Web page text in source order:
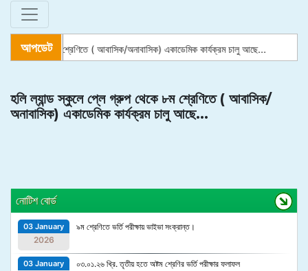
আপডেট
গ্রুপ থেকে ৮ম শ্রেণিতে ( আবাসিক/অনাবাসিক) একাডেমিক কার্যক্রম চালু আছে...
হলি ল্যান্ড স্কুলে প্লে গ্রুপ থেকে ৮ম শ্রেণিতে ( আবাসিক/
অনাবাসিক) একাডেমিক কার্যক্রম চালু আছে...
নোটিশ বোর্ড
03 January
2026
৯ম শ্রেণিতে ভর্তি পরীক্ষায় ভাইভা সংক্রান্ত।
03 January ০৩.০১.২৬ খ্রি. তৃতীয় হতে অষ্টম শ্রেণির ভর্তি পরীক্ষার ফলাফল